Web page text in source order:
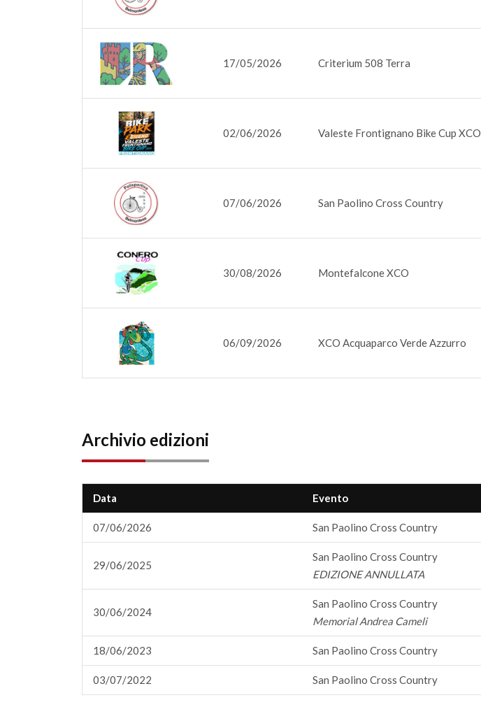
17/05/2026 Criterium 508 Terra
02/06/2026 Valeste Frontignano Bike Cup XCO
07/06/2026 San Paolino Cross Country
30/08/2026 Montefalcone XCO
06/09/2026 XCO Acquaparco Verde Azzurro
Archivio edizioni
Data Evento
07/06/2026 San Paolino Cross Country
29/06/2025
San Paolino Cross Country
EDIZIONE ANNULLATA
30/06/2024
San Paolino Cross Country
Memorial Andrea Cameli
18/06/2023 San Paolino Cross Country
03/07/2022 San Paolino Cross Country